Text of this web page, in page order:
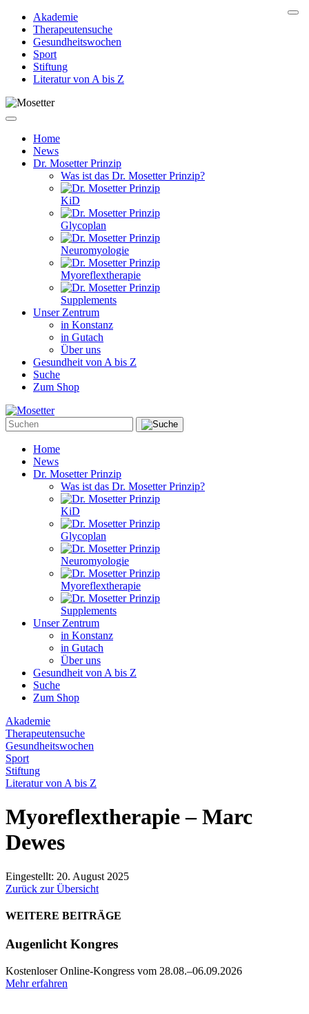
Akademie
Therapeutensuche
Gesundheitswochen
Sport
Stiftung
Literatur von A bis Z
Home
News
Dr. Mosetter Prinzip
Was ist das Dr. Mosetter Prinzip?
KiD
Glycoplan
Neuromyologie
Myoreflextherapie
Supplements
Unser Zentrum
in Konstanz
in Gutach
Über uns
Gesundheit von A bis Z
Suche
Zum Shop
Home
News
Dr. Mosetter Prinzip
Was ist das Dr. Mosetter Prinzip?
KiD
Glycoplan
Neuromyologie
Myoreflextherapie
Supplements
Unser Zentrum
in Konstanz
in Gutach
Über uns
Gesundheit von A bis Z
Suche
Zum Shop
Akademie
Therapeutensuche
Gesundheitswochen
Sport
Stiftung
Literatur von A bis Z
Myoreflextherapie – Marc
Dewes
Eingestellt: 20. August 2025
Zurück zur Übersicht
WEITERE BEITRÄGE
Augenlicht Kongres
Kostenloser Online-Kongress vom 28.08.–06.09.2026
Mehr erfahren